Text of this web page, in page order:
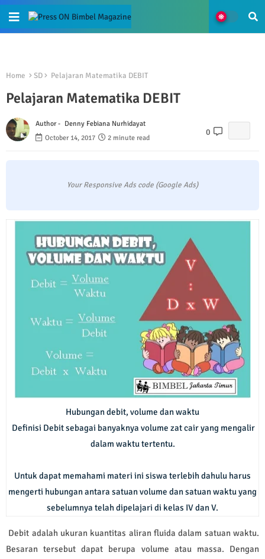
Home SD Pelajaran Matematika DEBIT
Pelajaran Matematika DEBIT
Author - Denny Febiana Nurhidayat
October 14, 2017
2 minute read
0
Your Responsive Ads code (Google Ads)
Hubungan debit, volume dan waktu
Definisi Debit sebagai banyaknya volume zat cair yang mengalir
dalam waktu tertentu.
Untuk dapat memahami materi ini siswa terlebih dahulu harus
mengerti hubungan antara satuan volume dan satuan waktu yang
sebelumnya telah dipelajari di kelas IV dan V.
Debit adalah ukuran kuantitas aliran fluida dalam satuan waktu.
Besaran tersebut dapat berupa volume atau massa. Dengan